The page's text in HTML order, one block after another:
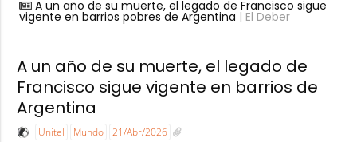
A un año de su muerte, el legado de Francisco sigue
vigente en barrios pobres de Argentina | El Deber
A un año de su muerte, el legado de
Francisco sigue vigente en barrios de
Argentina
Unitel Mundo 21/Abr/2026